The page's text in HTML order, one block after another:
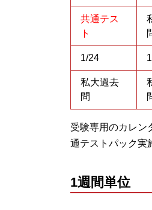
共通テス
ト
1/24
私大過去
問
受験専用のカレン
通テストパック実
1週間単位